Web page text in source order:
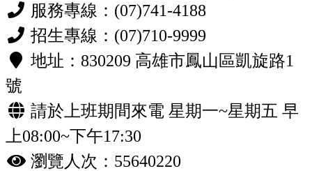
服務專線：(07)741-4188
招生專線：(07)710-9999
地址：830209 高雄市鳳山區凱旋路1
號
請於上班期間來電 星期一~星期五 早
上08:00~下午17:30
瀏覽人次：55640220